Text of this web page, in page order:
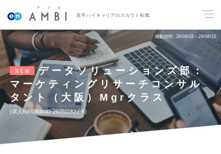
若手ハイキャリアのスカウト転職
掲載期間 26/08/02～26/08/15
NEW
データソリューションズ部：
マーケティングリサーチコンサル
タント（大阪）Mgrクラス
求人No.GRAND-260501KNEK